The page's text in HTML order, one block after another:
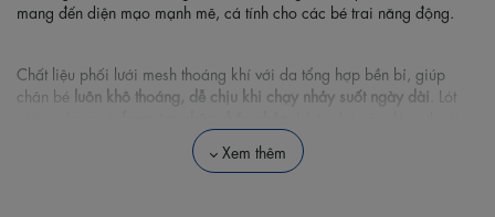
mang đến diện mạo mạnh mẽ, cá tính cho các bé trai năng động.
Chất liệu phối lưới mesh thoáng khí với da tổng hợp bền bỉ, giúp
chân bé luôn khô thoáng, dễ chịu khi chạy nhảy suốt ngày dài . Lót
mái ở trường lớp hoặc vui chơi ngoài trời.
Xem thêm